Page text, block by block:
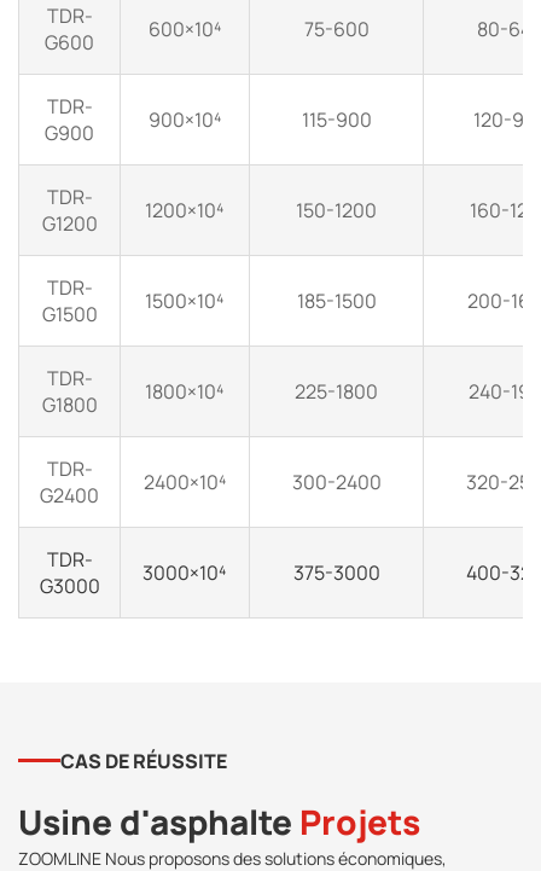
TDR-
G600
600×10⁴ 75-600 80-
TDR-
G900
900×10⁴ 115-900 120-
TDR-
G1200
1200×10⁴ 150-1200 160-
TDR-
G1500
1500×10⁴ 185-1500 200-
TDR-
G1800
1800×10⁴ 225-1800 240-
TDR-
G2400
2400×10⁴ 300-2400 320-
TDR-
G3000
3000×10⁴ 375-3000 400-
CAS DE RÉUSSITE
Usine d'asphalte Projets
ZOOMLINE Nous proposons des solutions économiques,